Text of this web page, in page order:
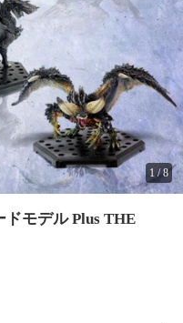
1 /8
モデル Plus THE